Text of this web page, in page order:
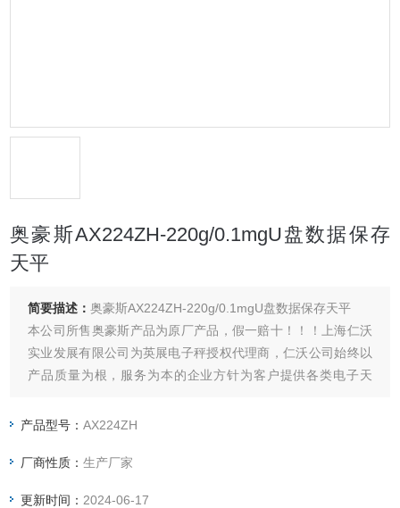
奥豪斯AX224ZH-220g/0.1mgU盘数据保存
天平
简要描述：奥豪斯AX224ZH-220g/0.1mgU盘数据保存天平
本公司所售奥豪斯产品为原厂产品，假一赔十！！！上海仁沃
实业发展有限公司为英展电子秤授权代理商，仁沃公司始终以
产品质量为根，服务为本的企业方针为客户提供各类电子天
件的加工制造及维修；
产品型号：AX224ZH
厂商性质：生产厂家
更新时间： 2024-06-17